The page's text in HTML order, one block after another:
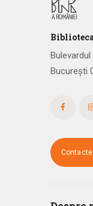
Bulevardul
București